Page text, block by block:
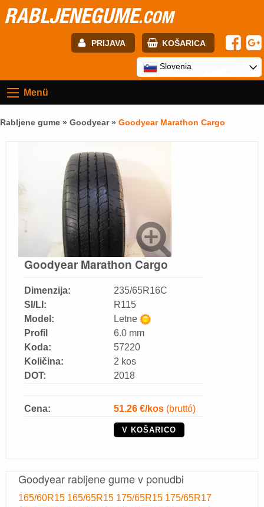
RABLJENEGUME.COM
PRIJAVA KOŠARICA
Geslo:
Registracija
Slovenia
Menü
Rabljene gume » Goodyear» Goodyear Marathon Cargo
Goodyear Marathon Cargo
Dimenzija:
SI/LI:
Model:
Profil
Koda:
Količina:
DOT:
235/65R16C
R115
Letne
6.0 mm
57220
2 kos
2018
Cena: 51.26 €/kos (bruttó)
V KOŠARICO
Goodyear rabljene gume v ponudbi
165/60R15 165/65R15 175/65R15 175/65R17